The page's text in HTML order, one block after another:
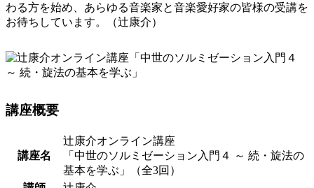
わる方を始め、あらゆる音楽家と音楽愛好家の皆様の受講を
お待ちしています。（辻康介）
講座概要
講座名
辻康介オンライン講座
「中世のソルミゼーション入門４ ～ 続・旋法の
基本を学ぶ」（全3回）